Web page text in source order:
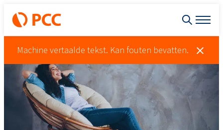
Machine vertaalde tekst. Kan fouten bevatten.